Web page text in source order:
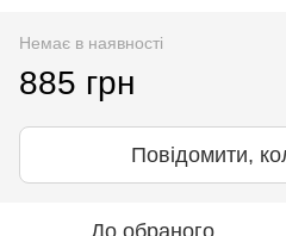
Немає в наявності
885 грн
Повідомити,
До обраного